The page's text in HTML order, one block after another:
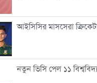
আইসিসির মাসসেরা
নতুন ভিসি পেল ১১